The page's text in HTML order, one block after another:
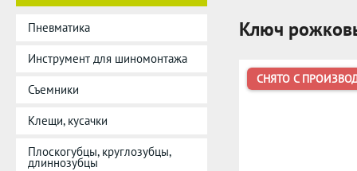
Пневматика
Инструмент для шиномонтажа
Съемники
Клещи, кусачки
Плоскогубцы, круглозубцы,
длиннозубцы
Ключ
СНЯТО С